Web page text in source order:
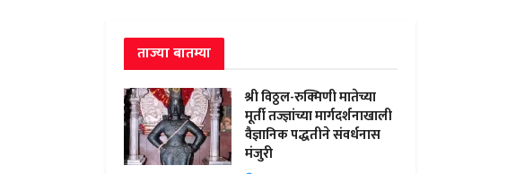
ताज्या बातम्या
श्री विठ्ठल-रुक्मिणी मातेच्या
मूर्ती तज्ज्ञांच्या मार्गदर्शनाखाली
वैज्ञानिक पद्धतीने संवर्धनास
मंजुरी